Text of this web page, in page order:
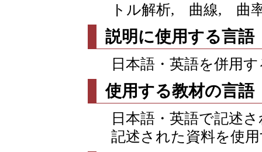
トル解析, 曲線, 曲
説明に使用する言語
日本語・英語を併用
使用する教材の言語
日本語・英語で記述
記述された資料を使